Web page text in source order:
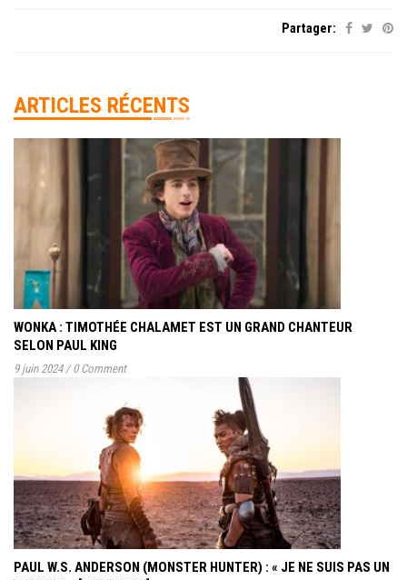
Partager:
ARTICLES RÉCENTS
WONKA : TIMOTHÉE CHALAMET EST UN GRAND CHANTEUR
SELON PAUL KING
9 juin 2024 / 0 Comment
PAUL W.S. ANDERSON (MONSTER HUNTER) : « JE NE SUIS PAS UN